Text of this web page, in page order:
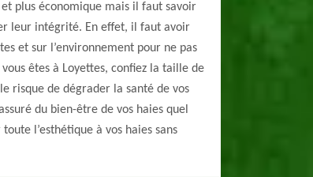
plus économique mais il faut savoir
leur intégrité. En effet, il faut avoir
et sur l’environnement pour ne pas
êtes à Loyettes, confiez la taille de
risque de dégrader la santé de vos
du bien-être de vos haies quel
l’esthétique à vos haies sans